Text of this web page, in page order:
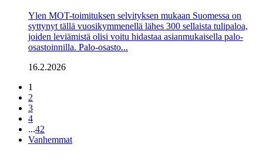
Ylen MOT-toimituksen selvityksen mukaan Suomessa on
syttynyt tällä vuosikymmenellä lähes 300 sellaista tulipaloa,
joiden leviämistä olisi voitu hidastaa asianmukaisella palo-
osastoinnilla. Palo-osasto...
16.2.2026
1
2
3
4
...42
Vanhemmat